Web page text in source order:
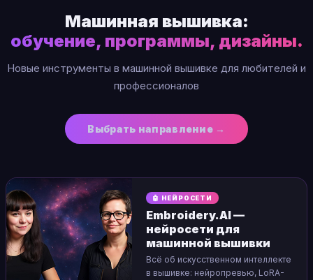
Машинная вышивка:
обучение, программы, дизайны.
Новые инструменты в машинной вышивке для любителей и
профессионалов
Выбрать направление →
🤖 НЕЙРОСЕТИ
Embroidery.AI —
нейросети для
машинной вышивки
Всё об искусственном интеллекте
в вышивке: нейропревью, LoRA-